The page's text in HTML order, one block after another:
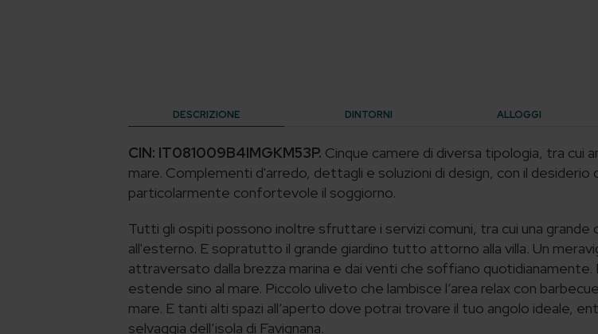
DESCRIZIONE DINTORNI ALLOGGI
CIN: IT081009B4IMGKM53P. Cinque camere di diversa tipologia, tra cui
mare. Complementi d'arredo, dettagli e soluzioni di design, con il
particolarmente confortevole il soggiorno.
Tutti gli ospiti possono inoltre sfruttare i servizi comuni, tra cui una grande
all'esterno. E sopratutto il grande giardino tutto attorno alla villa. Un
attraversato dalla brezza marina e dai venti che soffiano
estende sino al mare. Piccolo uliveto che lambisce l’area relax con
mare. E tanti alti spazi all’aperto dove potrai trovare il tuo angolo ideale,
selvaggia dell’isola di Favignana.